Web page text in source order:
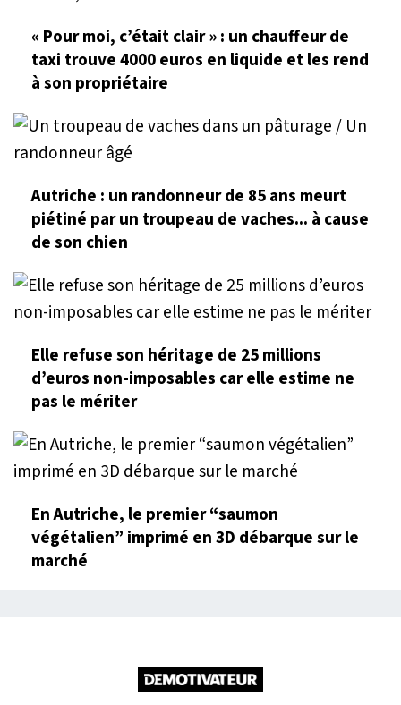
« Pour moi, c’était clair » : un chauffeur de
taxi trouve 4000 euros en liquide et les rend
à son propriétaire
Autriche : un randonneur de 85 ans meurt
piétiné par un troupeau de vaches... à cause
de son chien
Elle refuse son héritage de 25 millions
d’euros non-imposables car elle estime ne
pas le mériter
En Autriche, le premier “saumon
végétalien” imprimé en 3D débarque sur le
marché